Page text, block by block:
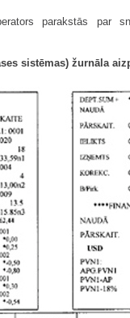
parakstās par
sistēmas) žurnāla